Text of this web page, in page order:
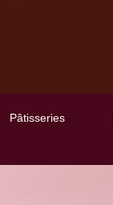
Pâtisseries